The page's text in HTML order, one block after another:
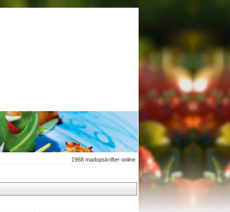
1968 madopskrifter online